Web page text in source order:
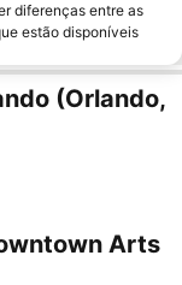
diferenças entre as
estão disponíveis
(Orlando,
Arts